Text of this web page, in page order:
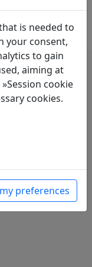
is needed to
your consent,
to gain
aiming at
cookie
cookies.
preferences